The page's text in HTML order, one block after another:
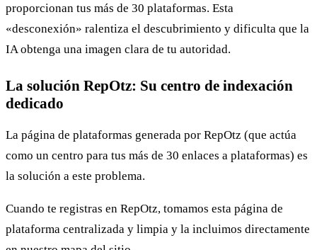
proporcionan tus más de 30 plataformas. Esta
«desconexión» ralentiza el descubrimiento y dificulta que la
IA obtenga una imagen clara de tu autoridad.
La solución RepOtz: Su centro de indexación
dedicado
La página de plataformas generada por RepOtz (que actúa
como un centro para tus más de 30 enlaces a plataformas) es
la solución a este problema.
Cuando te registras en RepOtz, tomamos esta página de
plataforma centralizada y limpia y la incluimos directamente